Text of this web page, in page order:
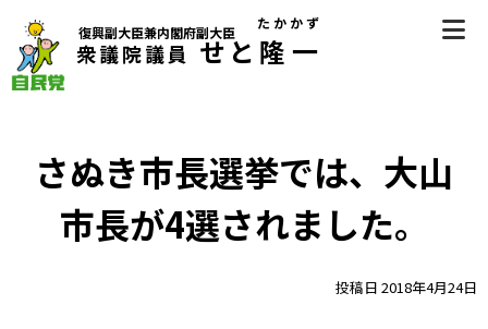
content
復興副大臣兼内閣府副大臣
衆議院議員 せと 隆一
たかかず
（せとたかかず）公式サイト
さぬき市長選挙では、大山
市長が4選されました。
投稿日 2018年4月24日